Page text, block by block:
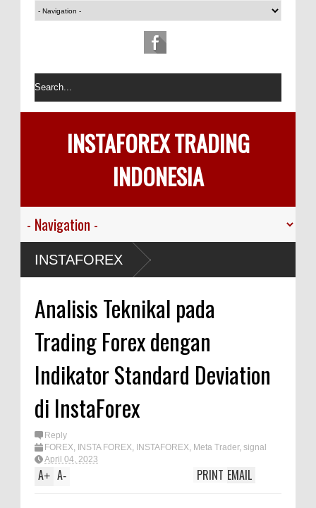
INSTAFOREX TRADING
INDONESIA
INSTAFOREX
Analisis Teknikal pada
Trading Forex dengan
Indikator Standard Deviation
di InstaForex
Reply
FOREX, INSTA FOREX, INSTAFOREX, Meta Trader, signal
forex ,Trading Forex
InstaForex
April 04, 2023
A+ A- EMAIL
PRINT